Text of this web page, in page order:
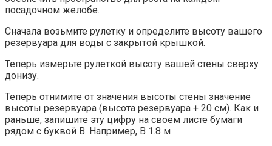
посадочном желобе.
Сначала возьмите рулетку и определите высоту вашего
резервуара для воды с закрытой крышкой.
Теперь измерьте рулеткой высоту вашей стены сверху
донизу.
Теперь отнимите от значения высоты стены значение
высоты резервуара (высота резервуара + 20 см). Как и
раньше, запишите эту цифру на своем листе бумаги
рядом с буквой В. Например, B 1.8 м